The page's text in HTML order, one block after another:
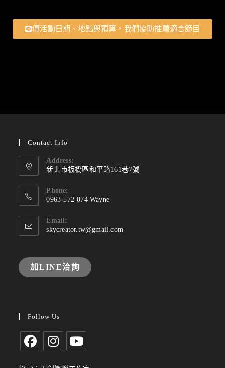
傳活動日期、地點與預算，我們協助推薦適合節目
Contact Info
Address:
新北市板橋區和平路161巷7號
Phone:
0963-572-074 Wayne
Email:
skycreator.tw@gmail.com
加LINE洽詢
Follow Us